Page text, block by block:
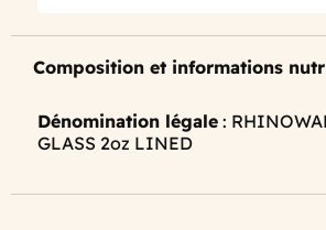
Composition et informations
Dénomination légale :
GLASS 2oz LINED